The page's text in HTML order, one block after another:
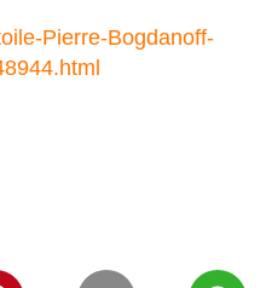
Pierre-Bogdanoff-